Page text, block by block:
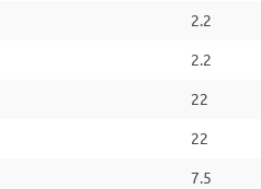
2.2
2.2
22
22
7.5